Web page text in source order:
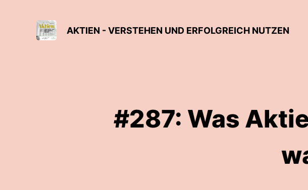
AKTIEN - VERSTEHEN UND ERFOLGREICH NUTZEN
#287: Was